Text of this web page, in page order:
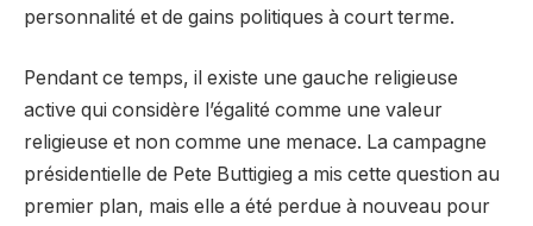
personnalité et de gains politiques à court terme.
Pendant ce temps, il existe une gauche religieuse
active qui considère l’égalité comme une valeur
religieuse et non comme une menace. La campagne
présidentielle de Pete Buttigieg a mis cette question au
premier plan, mais elle a été perdue à nouveau pour